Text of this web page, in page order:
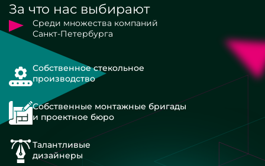
За что нас выбирают
Среди множества компаний
Санкт-Петербурга
Собственное стекольное
производство
Собственные монтажные бригады
и проектное бюро
Талантливые
дизайнеры